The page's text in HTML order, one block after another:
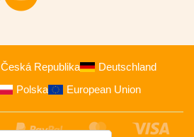
Česká Republika
Deutschland
Polska European Union